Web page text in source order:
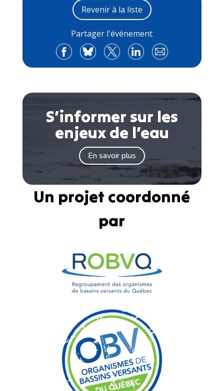
Revenir à la liste
Partager l'événement
S’informer sur les
enjeux de l’eau
En savoir plus
Un projet coordonné
par